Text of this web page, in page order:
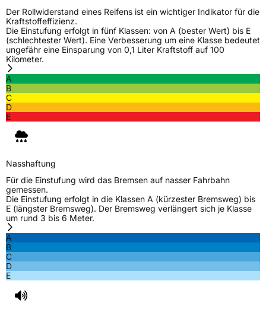
C-ReifenJa
EU Label
Rollgeräusch (dB)
72
Fahrzeugklasse
EPREL ID 508892
Allgemeine Produktsicherheit (GPSR)
HerstellerkontaktAKO International B.V., Weegschaalstraat 3
5632CW Eindhoven Niederlande,
Der Rollwiderstand eines Reifens ist ein wichtiger Indikator für die
Kraftstoffeffizienz.
Die Einstufung erfolgt in fünf Klassen: von A (bester Wert) bis E
(schlechtester Wert). Eine Verbesserung um eine Klasse bedeutet
ungefähr eine Einsparung von 0,1 Liter Kraftstoff auf 100
Kilometer.
A
B
C
D
E
Nasshaftung
Für die Einstufung wird das Bremsen auf nasser Fahrbahn
gemessen.
Die Einstufung erfolgt in die Klassen A (kürzester Bremsweg) bis
E (längster Bremsweg). Der Bremsweg verlängert sich je Klasse
um rund 3 bis 6 Meter.
A
B
C
D
E